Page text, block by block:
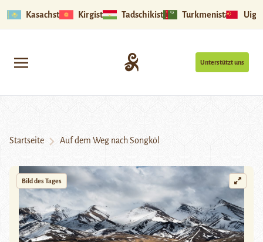
Kasachstan Kirgistan Tadschikistan Turkmenistan
Unterstützt uns
Startseite Auf dem Weg nach Songköl
Bild des Tages